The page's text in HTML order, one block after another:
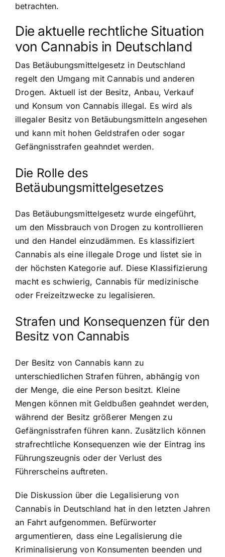
betrachten.
Die aktuelle rechtliche Situation
von Cannabis in Deutschland
Das Betäubungsmittelgesetz in Deutschland
regelt den Umgang mit Cannabis und anderen
Drogen. Aktuell ist der Besitz, Anbau, Verkauf
und Konsum von Cannabis illegal. Es wird als
illegaler Besitz von Betäubungsmitteln angesehen
und kann mit hohen Geldstrafen oder sogar
Gefängnisstrafen geahndet werden.
Die Rolle des
Betäubungsmittelgesetzes
Das Betäubungsmittelgesetz wurde eingeführt,
um den Missbrauch von Drogen zu kontrollieren
und den Handel einzudämmen. Es klassifiziert
Cannabis als eine illegale Droge und listet sie in
der höchsten Kategorie auf. Diese Klassifizierung
macht es schwierig, Cannabis für medizinische
oder Freizeitzwecke zu legalisieren.
Strafen und Konsequenzen für den
Besitz von Cannabis
Der Besitz von Cannabis kann zu
unterschiedlichen Strafen führen, abhängig von
der Menge, die eine Person besitzt. Kleine
Mengen können mit Geldbußen geahndet werden,
während der Besitz größerer Mengen zu
Gefängnisstrafen führen kann. Zusätzlich können
strafrechtliche Konsequenzen wie der Eintrag ins
Führungszeugnis oder der Verlust des
Führerscheins auftreten.
Die Diskussion über die Legalisierung von
Cannabis in Deutschland hat in den letzten Jahren
an Fahrt aufgenommen. Befürworter
argumentieren, dass eine Legalisierung die
Kriminalisierung von Konsumenten beenden und